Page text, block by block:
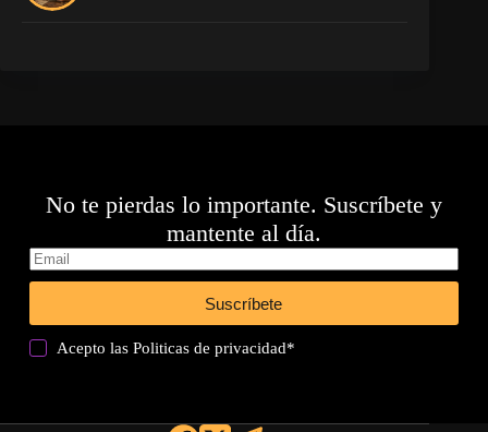
No te pierdas lo importante. Suscríbete y
mantente al día.
Suscríbete
Acepto lasPoliticas de privacidad*